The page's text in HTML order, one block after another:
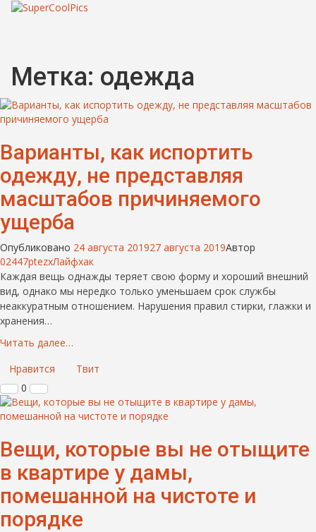
Метка: одежда
Варианты, как испортить
одежду, не представляя
масштабов причиняемого
ущерба
Опубликовано 24 августа 201927 августа 2019Автор
02447ptezxЛайфхак
Каждая вещь однажды теряет свою форму и хороший внешний
вид, однако мы нередко только уменьшаем срок службы
неаккуратным отношением. Нарушения правил стирки, глажки и
хранения…
Читать далее…
Нравится
Твит
0
Вещи, которые вы не отыщите
в квартире у дамы,
помешанной на чистоте и
порядке